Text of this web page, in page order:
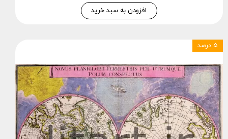
افزودن به سبد خرید
۵ درصد